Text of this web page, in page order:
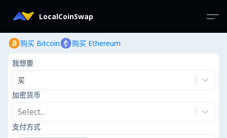
LocalCoinSwap
购买 Bitcoin 购买 Ethereum
我想要
买
加密货币
Select...
支付方式